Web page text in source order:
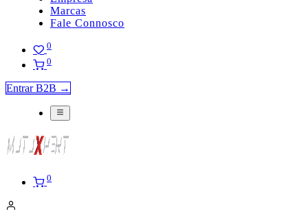
Marcas
Fale Connosco
0
0
Entrar B2B →
0